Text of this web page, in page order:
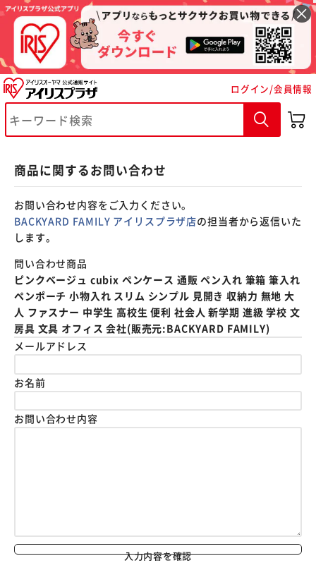
ログイン/会員情報
商品に関するお問い合わせ
お問い合わせ内容をご入力ください。
BACKYARD FAMILY アイリスプラザ店の担当者から返信いた
します。
問い合わせ商品
ピンクベージュ cubix ペンケース 通販 ペン入れ 筆箱 筆入れ
ペンポーチ 小物入れ スリム シンプル 見開き 収納力 無地 大
人 ファスナー 中学生 高校生 便利 社会人 新学期 進級 学校 文
房具 文具 オフィス 会社(販売元:BACKYARD FAMILY)
メールアドレス
お名前
お問い合わせ内容
入力内容を確認
※ご確認ください
カートに入れる